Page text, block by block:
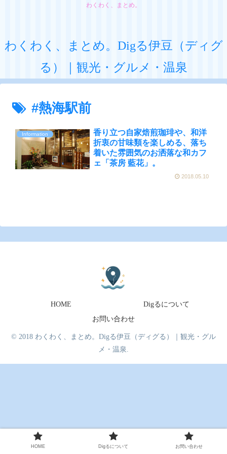
わくわく、まとめ。
わくわく、まとめ。Digる伊豆（ディグ
る）｜観光・グルメ・温泉
#熱海駅前
Information
香り立つ自家焙煎珈琲や、和洋
折衷の甘味類を楽しめる、落ち
着いた雰囲気のお洒落な和カフ
ェ「茶房 藍花」。
2018.05.10
HOME
Digるについて
お問い合わせ
© 2018 わくわく、まとめ。Digる伊豆（ディグる）｜観光・グル
メ・温泉.
HOME Digるについて お問い合わせ